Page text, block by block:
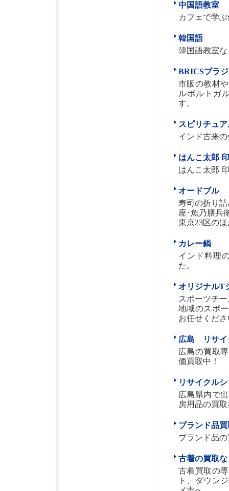
中国語教室
カフェで学
韓国語
韓国語教室
BRICSブラ
市販の教材
ルポルトガ
す。
スピリチュ
インド古来
はんこ太郎
はんこ太郎
オードブル
寿司の折り
座･魚乃膳兵
東京23区の
カレー鍋
インド料理
た。
オリジナルT
スポーツチ
地域のスポ
お任せくだ
広島 リサイ
広島の買取
価買取中！
リサイクル
広島県内で
房用品の買
ブランド品
ブランド品
古着の買取
古着買取の
ト、ダウン